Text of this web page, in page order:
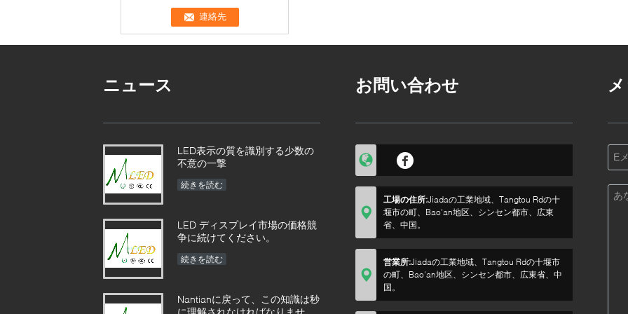
ニュース
LED表示の質を識別する少数の
不意の一撃
続きを読む
LED ディスプレイ市場の価格競
争に続けてください。
続きを読む
Nantianに戻って、この知識は秒
に理解されなければなりません
お問い合わせ
工場の住所:Jiadaの工業地域、Tangtou Rdの十
堰市の町、Bao'an地区、シンセン都市、広東
省、中国。
営業所:Jiadaの工業地域、Tangtou Rdの十堰市
の町、Bao'an地区、シンセン都市、広東省、中
国。